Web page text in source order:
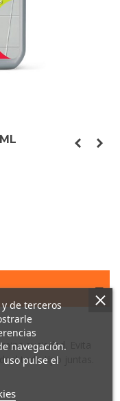
suciedad. Evita
todo tipo juntas.
de terceros
navegación.
pulse el